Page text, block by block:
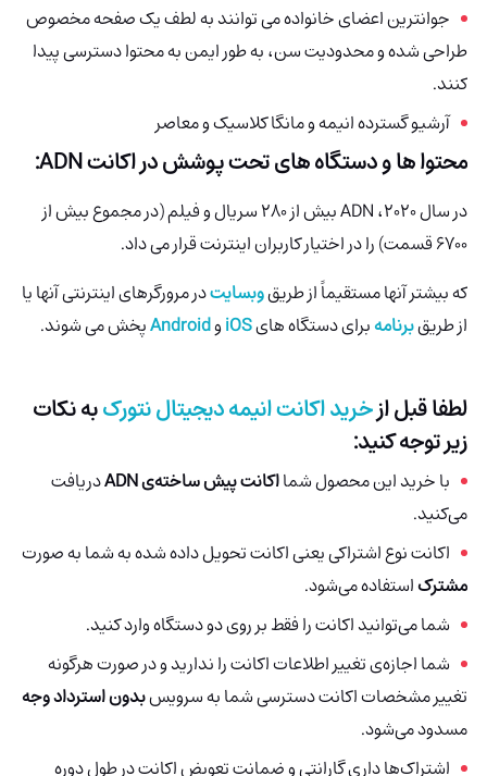
جوانترین اعضای خانواده می توانند به لطف یک صفحه مخصوص
طراحی شده و محدودیت سن، به طور ایمن به محتوا دسترسی پیدا
کنند.
آرشیو گسترده انیمه و مانگا کلاسیک و معاصر
محتوا ها و دستگاه های تحت پوشش در اکانتADN
:
در سال 2020، ADN بیش از 280 سریال و فیلم (در مجموع بیش از
6700 قسمت) را در اختیار کاربران اینترنت قرار می داد.
که بیشتر آنها مستقیماً از طریقوبسایتدر مرورگرهای اینترنتی آنها یا
از طریقبرنامهبرای دستگاه هایiOSوAndroidپخش می شوند.
لطفا قبل ازخرید اکانت انیمه دیجیتال نتورکبه نکات
زیر توجه کنید:
با خرید این محصول شمااکانت پیش ساخته‌ی ADN
دریافت
می‌کنید.
اکانت نوع اشتراکی یعنی اکانت تحویل داده شده به شما به صورت
مشترکاستفاده می‌شود.
شما می‌توانید اکانت را فقط بر روی دو دستگاه وارد کنید.
شما اجازه‌ی تغییر اطلاعات اکانت را ندارید و در صورت هرگونه
تغییر مشخصات اکانت دسترسی شما به سرویسبدون استرداد وجه
مسدود می‌شود.
اشتراک‌ها داری گارانتی و ضمانت تعویض اکانت در طول دوره